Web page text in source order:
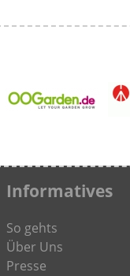
Informatives
So gehts
Über Uns
Presse